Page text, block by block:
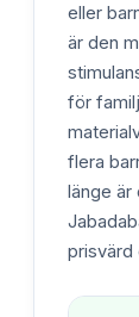
eller
är den
för
flera
länge är
prisvärd